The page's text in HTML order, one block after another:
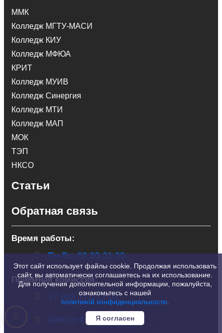
ММК
Колледж МГТУ-МАСИ
Колледж КИУ
Колледж МФЮА
КРИТ
Колледж МУИВ
Колледж Синергия
Колледж МТИ
Колледж МАП
МОК
ТЭП
НКСО
Статьи
Обратная связь
Время работы:
Пн-Вс: 09:30-21:30
Приемная комиссия:
+7 958 111-72-03
abiturient@postupi.am
Этот сайт использует файлы cookie. Продолжая использовать
сайт, вы автоматически соглашаетесь на их использование.
Для получения дополнительной информации, пожалуйста,
ознакомьтесь с нашей
политикой конфиденциальности
Я согласен